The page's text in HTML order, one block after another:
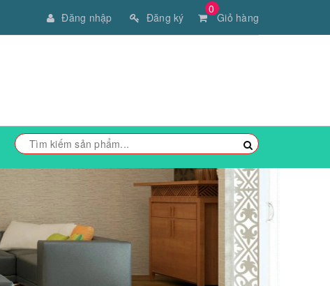
0
Giỏ hàng
Đăng nhập Đăng ký